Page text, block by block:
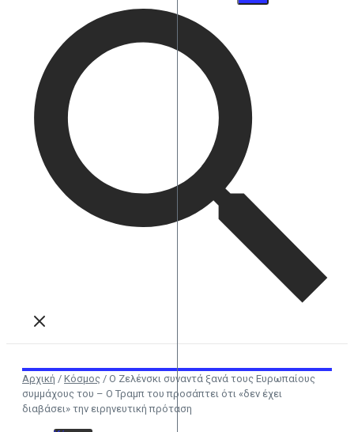
Αρχική / Κόσμος / Ο Ζελένσκι συναντά ξανά τους Ευρωπαίους
συμμάχους του – Ο Τραμπ του προσάπτει ότι «δεν έχει
διαβάσει» την ειρηνευτική πρόταση